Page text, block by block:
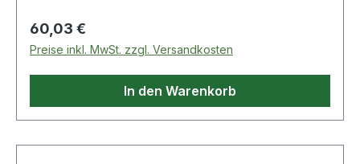
Regulärer Preis:
60,03 €
Preise inkl. MwSt. zzgl. Versandkosten
In den Warenkorb